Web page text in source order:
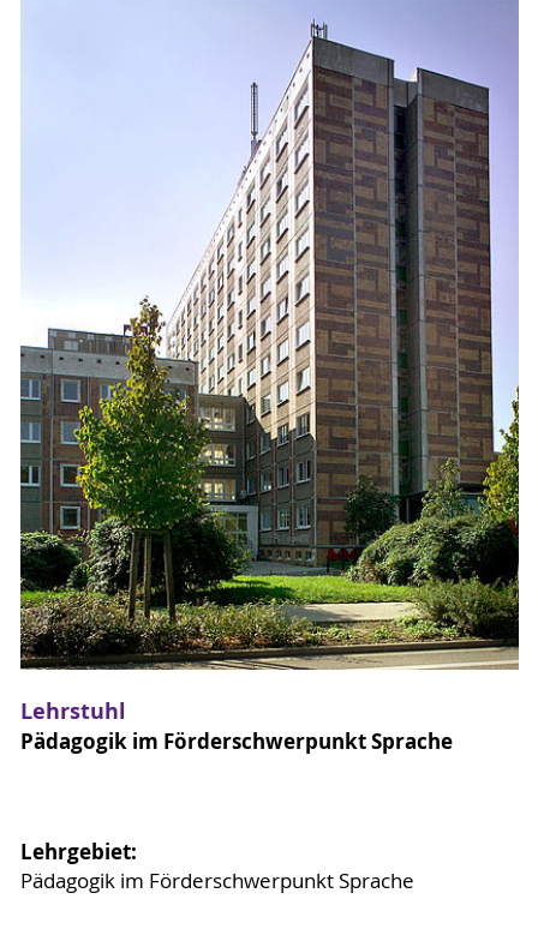
Lehrstuhl
Pädagogik im Förderschwerpunkt Sprache
Lehrgebiet:
Pädagogik im Förderschwerpunkt Sprache